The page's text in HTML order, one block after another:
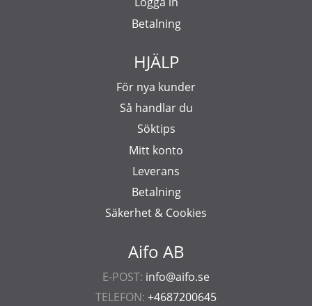
Aifo AB
E-POST: info@aifo.se
TELEFON: +4687200645
Betalning
HJÄLP
För nya kunder
Så handlar du
Söktips
Mitt konto
Leverans
Betalning
Säkerhet & Cookies